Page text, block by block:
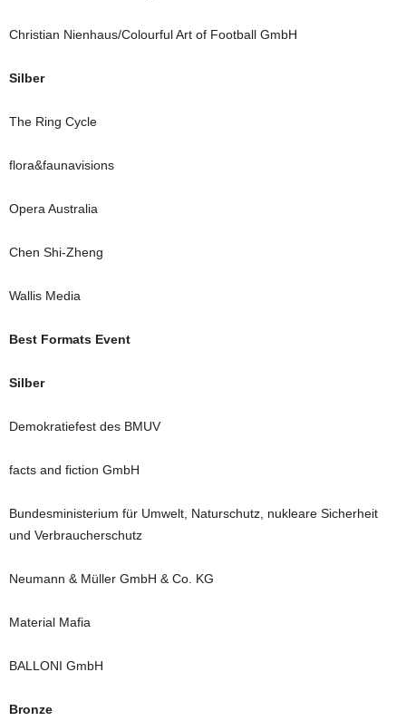
Christian Nienhaus/Colourful Art of Football GmbH
Silber
The Ring Cycle
flora&faunavisions
Opera Australia
Chen Shi-Zheng
Wallis Media
Best Formats Event
Silber
Demokratiefest des BMUV
facts and fiction GmbH
Bundesministerium für Umwelt, Naturschutz, nukleare Sicherheit
und Verbraucherschutz
Neumann & Müller GmbH & Co. KG
Material Mafia
BALLONI GmbH
Bronze